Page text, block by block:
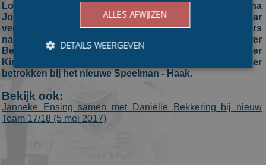
Loes Adegeest, Vera Otten en vijfde rijdster Luna
Jonkers, had zich ingeschreven als Team 17/18 maar
verandert haar naam na het vinden van de geldschieters
naar Team Speelman - Haak. Naast Gerben de Ruiter
Bekkering als ploegleider zijn Rudi Groenendal en Sander
Kingma als trainers en Johnny Verbeek als verzorger
betrokken bij het nieuwe Speelman - Haak.
Bekijk ook:
Janneke Ensing samen met Daniëlle Bekkering bij nieuw
Team 17/18 (5 mei 2017)
ALLES AFWIJZEN
DETAILS WEERGEVEN
Prestatiecookies worden gebruikt om te zien hoe
bezoekers de website gebruiken, bijv. analytische